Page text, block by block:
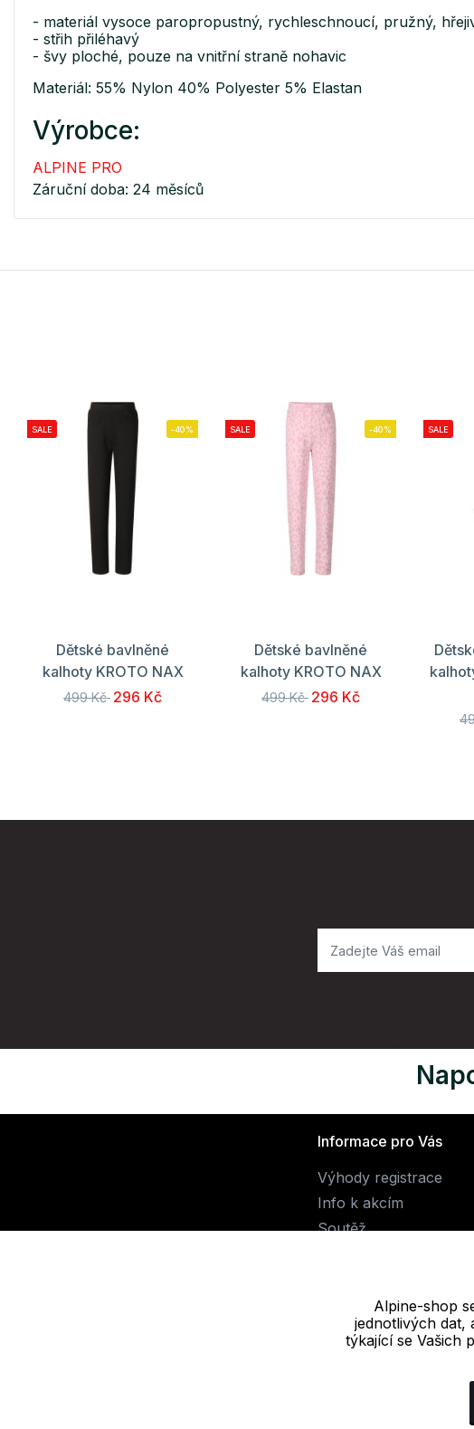
- materiál vysoce paropropustný, rychleschnoucí, pružný,
- střih přiléhavý
- švy ploché, pouze na vnitřní straně nohavic
Materiál: 55% Nylon 40% Polyester 5% Elastan
Výrobce:
ALPINE PRO
Záruční doba: 24 měsíců
SALE -40%
Dětské bavlněné
kalhoty KROTO NAX
499 Kč 296 Kč
SALE -40%
Dětské bavlněné
kalhoty KROTO NAX
499 Kč 296 Kč
SALE
Informace pro Vás
Výhody registrace
Info k akcím
Soutěž
Alpine-shop
jednotlivých dat,
týkající se Vašich